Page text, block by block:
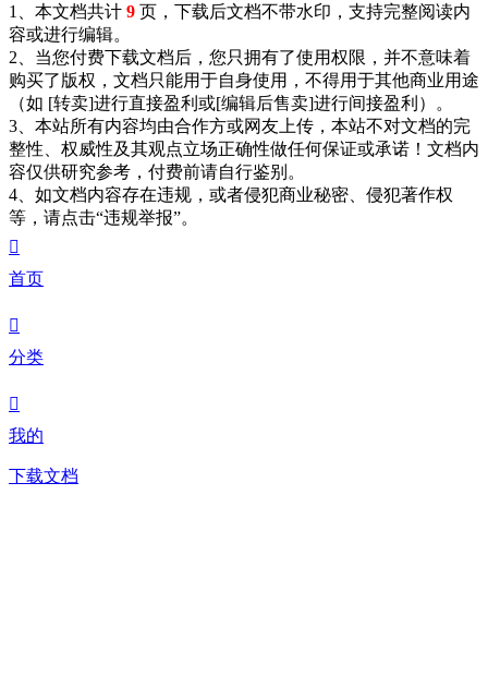
1、本文档共计 9 页，下载后文档不带水印，支持完整阅读内
容或进行编辑。
2、当您付费下载文档后，您只拥有了使用权限，并不意味着
购买了版权，文档只能用于自身使用，不得用于其他商业用途
（如 [转卖]进行直接盈利或[编辑后售卖]进行间接盈利）。
3、本站所有内容均由合作方或网友上传，本站不对文档的完
整性、权威性及其观点立场正确性做任何保证或承诺！文档内
容仅供研究参考，付费前请自行鉴别。
4、如文档内容存在违规，或者侵犯商业秘密、侵犯著作权
等，请点击“违规举报”。

首页

分类

我的
下载文档